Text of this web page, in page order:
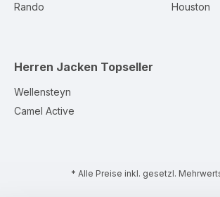
Rando Houston
Herren Jacken Topseller
Wellensteyn
Camel Active
* Alle Preise inkl. gesetzl.